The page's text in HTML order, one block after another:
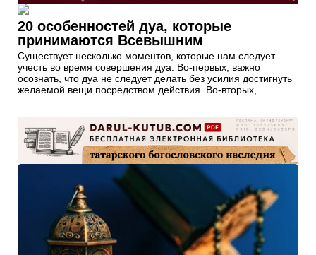
20 особенностей дуа, которые
принимаются Всевышним
Существует несколько моментов, которые нам следует
учесть во время совершения дуа. Во-первых, важно
осознать, что дуа не следует делать без усилия достигнуть
желаемой вещи посредством действия. Во-вторых,